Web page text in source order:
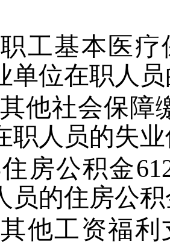
职工基本医疗
单位在职人
其他社会保障
职人员的失
住房公积金
员的住房公
其他工资福利